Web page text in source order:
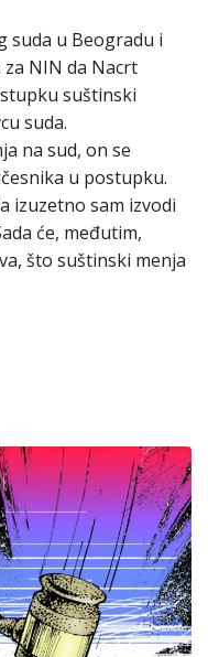
suda u Beogradu i
za NIN da Nacrt
suštinski
suda.
na sud, on se
u postupku.
izuzetno sam izvodi
će, međutim,
što suštinski menja